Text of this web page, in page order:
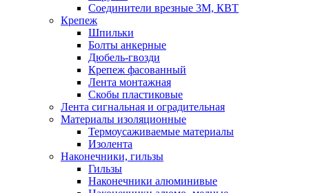
Соединители врезные 3M, КВТ
Крепеж
Шпильки
Болты анкерные
Дюбель-гвозди
Крепеж фасованный
Лента монтажная
Скобы пластиковые
Лента сигнальная и оградительная
Материалы изоляционные
Термоусаживаемые матeриалы
Изолента
Наконечники, гильзы
Гильзы
Наконечники алюминивые